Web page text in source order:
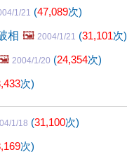
1/21 (47,089次)
相 🖼️ 2004/1/21 (31,101次)
2004/1/20 (24,354次)
次)
1/18 (31,100次)
次)